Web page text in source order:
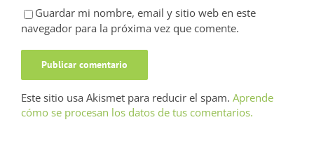
Guardar mi nombre, email y sitio web en este
navegador para la próxima vez que comente.
Este sitio usa Akismet para reducir el spam. Aprende
cómo se procesan los datos de tus comentarios.